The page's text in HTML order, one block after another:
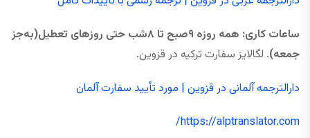
ساعات کاری: همه ‌روزه ۹صبح تا ۸شب حتی روزهای تعطیل(به‌جز
جمعه). لگالایز سفارت ترکیه در قزوین.
دارالترجمه آلمانی در قزوین | مورد تأیید سفارت آلمان
https://alptranslator.com/